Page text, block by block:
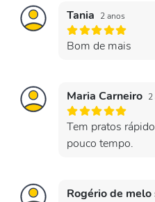
Tania 2 anos
Bom de mais
Maria Carneiro 2
Tem pratos
pouco tempo.
Rogério de melo